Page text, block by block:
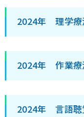
2024年 理学療
2024年 作業療
2024年 言語聴